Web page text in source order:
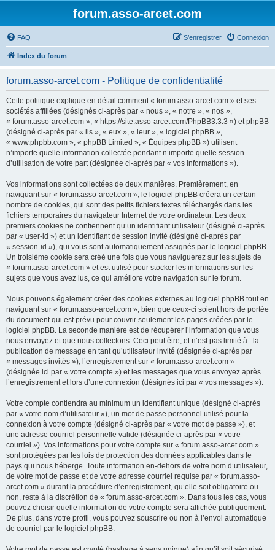
forum.asso-arcet.com
FAQ Connexion
S’enregistrer
Index du forum
forum.asso-arcet.com - Politique de confidentialité
Cette politique explique en détail comment « forum.asso-arcet.com » et ses
sociétés affiliées (désignés ci-après par « nous », « notre », « nos »,
« forum.asso-arcet.com », « https://site.asso-arcet.com/PhpBB3.3.3 ») et phpBB
(désigné ci-après par « ils », « eux », « leur », « logiciel phpBB »,
« www.phpbb.com », « phpBB Limited », « Équipes phpBB ») utilisent
n’importe quelle information collectée pendant n’importe quelle session
d’utilisation de votre part (désignée ci-après par « vos informations »).
Vos informations sont collectées de deux manières. Premièrement, en
naviguant sur « forum.asso-arcet.com », le logiciel phpBB créera un certain
nombre de cookies, qui sont des petits fichiers textes téléchargés dans les
fichiers temporaires du navigateur Internet de votre ordinateur. Les deux
premiers cookies ne contiennent qu’un identifiant utilisateur (désigné ci-après
par « user-id ») et un identifiant de session invité (désigné ci-après par
« session-id »), qui vous sont automatiquement assignés par le logiciel phpBB.
Un troisième cookie sera créé une fois que vous naviguerez sur les sujets de
« forum.asso-arcet.com » et est utilisé pour stocker les informations sur les
sujets que vous avez lus, ce qui améliore votre navigation sur le forum.
Nous pouvons également créer des cookies externes au logiciel phpBB tout en
naviguant sur « forum.asso-arcet.com », bien que ceux-ci soient hors de portée
du document qui est prévu pour couvrir seulement les pages créées par le
logiciel phpBB. La seconde manière est de récupérer l’information que vous
nous envoyez et que nous collectons. Ceci peut être, et n’est pas limité à : la
publication de message en tant qu’utilisateur invité (désignée ci-après par
« messages invités »), l’enregistrement sur « forum.asso-arcet.com »
(désignée ici par « votre compte ») et les messages que vous envoyez après
l’enregistrement et lors d’une connexion (désignés ici par « vos messages »).
Votre compte contiendra au minimum un identifiant unique (désigné ci-après
par « votre nom d’utilisateur »), un mot de passe personnel utilisé pour la
connexion à votre compte (désigné ci-après par « votre mot de passe »), et
une adresse courriel personnelle valide (désignée ci-après par « votre
courriel »). Vos informations pour votre compte sur « forum.asso-arcet.com »
sont protégées par les lois de protection des données applicables dans le
pays qui nous héberge. Toute information en-dehors de votre nom d’utilisateur,
de votre mot de passe et de votre adresse courriel requise par « forum.asso-
arcet.com » durant la procédure d’enregistrement, qu’elle soit obligatoire ou
non, reste à la discrétion de « forum.asso-arcet.com ». Dans tous les cas, vous
pouvez choisir quelle information de votre compte sera affichée publiquement.
De plus, dans votre profil, vous pouvez souscrire ou non à l’envoi automatique
de courriel par le logiciel phpBB.